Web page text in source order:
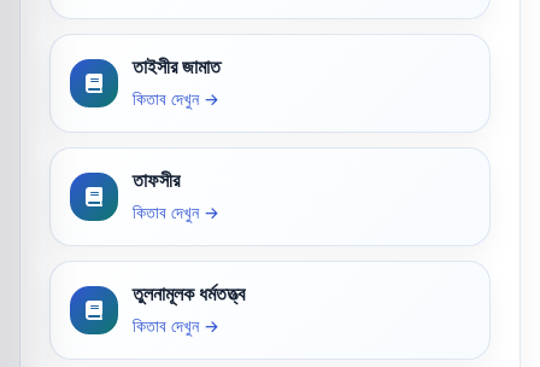
তাইসীর জামাত
কিতাব দেখুন →
তাফসীর
কিতাব দেখুন →
তুলনামূলক ধর্মতত্ত্ব
কিতাব দেখুন →